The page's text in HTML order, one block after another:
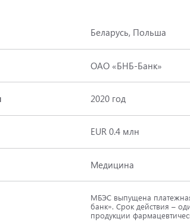
Беларусь, Польша
ОАО «БНБ-Банк»
2020 год
EUR 0.4 млн
Медицина
МБЭС выпущена
банк». Срок действия –
продукции